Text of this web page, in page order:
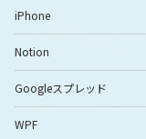
iPhone
Notion
Googleスプレッド
WPF